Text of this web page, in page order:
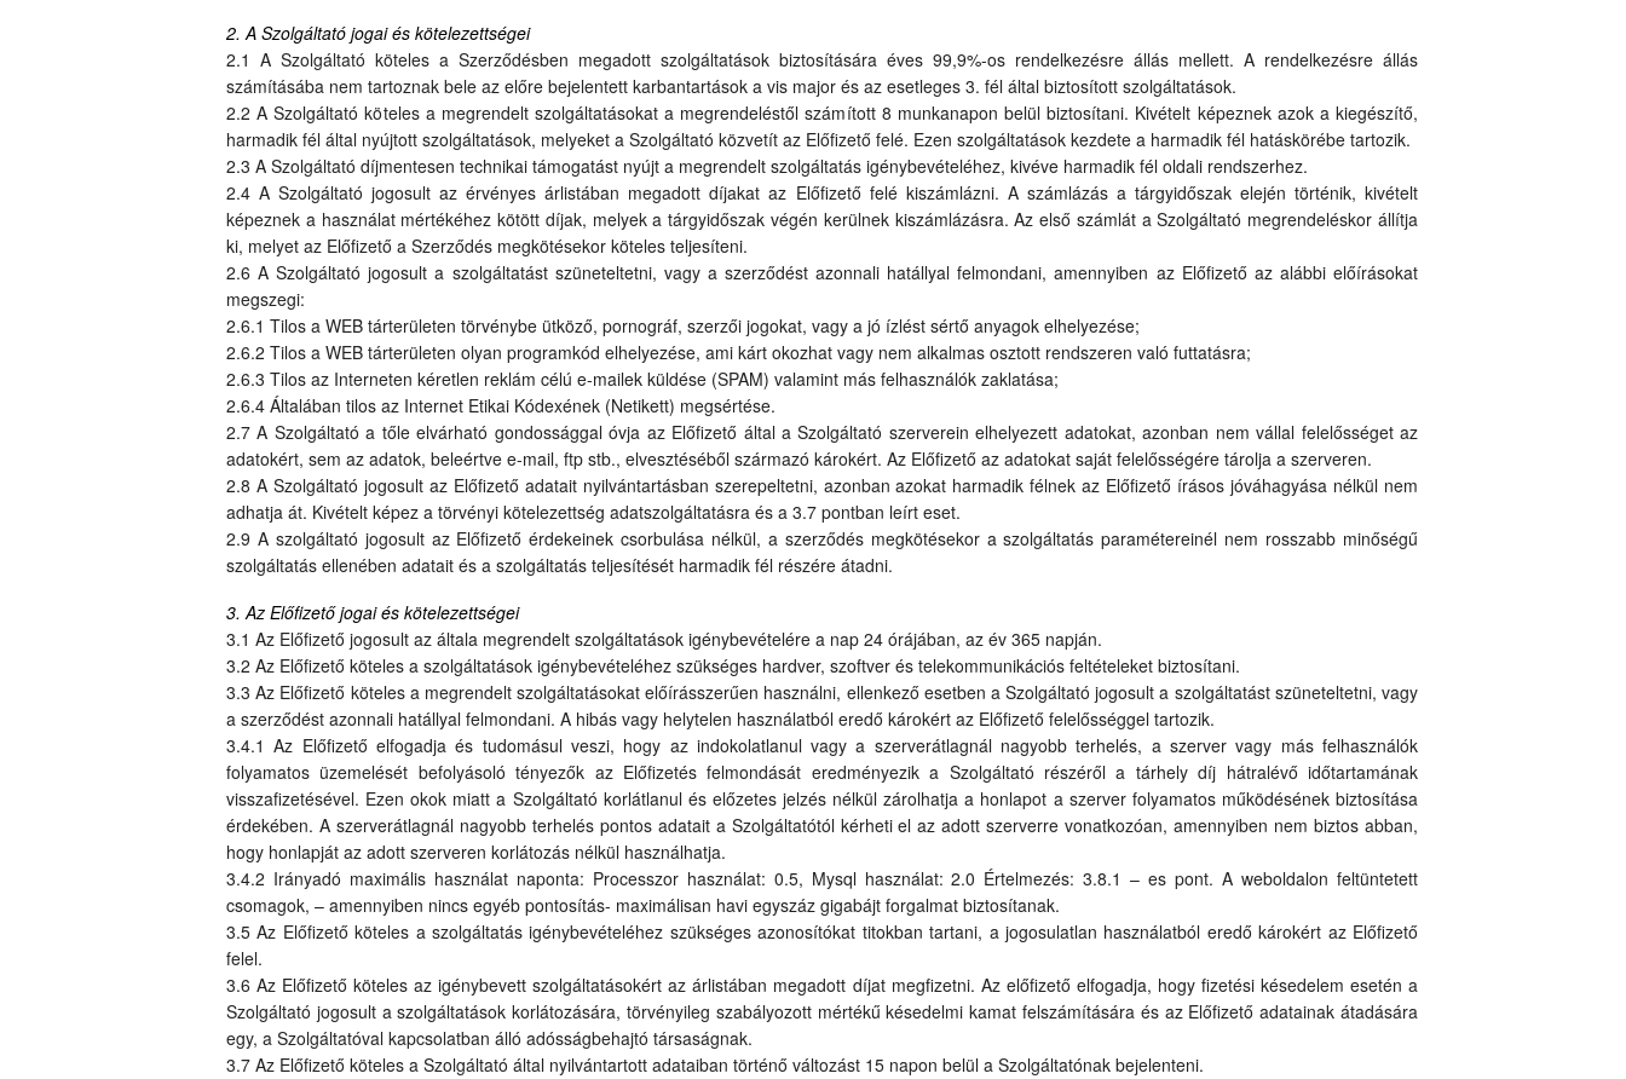
2. A Szolgáltató jogai és kötelezettségei
2.1 A Szolgáltató köteles a Szerződésben megadott szolgáltatások biztosítására éves 99,9%-os rendelkezésre állás mellett. A rendelkezésre állás
számításába nem tartoznak bele az előre bejelentett karbantartások a vis major és az esetleges 3. fél által biztosított szolgáltatások.
2.2 A Szolgáltató köteles a megrendelt szolgáltatásokat a megrendeléstől számított 8 munkanapon belül biztosítani. Kivételt képeznek azok a kiegészítő,
harmadik fél által nyújtott szolgáltatások, melyeket a Szolgáltató közvetít az Előfizető felé. Ezen szolgáltatások kezdete a harmadik fél hatáskörébe tartozik.
2.3 A Szolgáltató díjmentesen technikai támogatást nyújt a megrendelt szolgáltatás igénybevételéhez, kivéve harmadik fél oldali rendszerhez.
2.4 A Szolgáltató jogosult az érvényes árlistában megadott díjakat az Előfizető felé kiszámlázni. A számlázás a tárgyidőszak elején történik, kivételt
képeznek a használat mértékéhez kötött díjak, melyek a tárgyidőszak végén kerülnek kiszámlázásra. Az első számlát a Szolgáltató megrendeléskor állítja
ki, melyet az Előfizető a Szerződés megkötésekor köteles teljesíteni.
2.6 A Szolgáltató jogosult a szolgáltatást szüneteltetni, vagy a szerződést azonnali hatállyal felmondani, amennyiben az Előfizető az alábbi előírásokat
megszegi:
2.6.1 Tilos a WEB tárterületen törvénybe ütköző, pornográf, szerzői jogokat, vagy a jó ízlést sértő anyagok elhelyezése;
2.6.2 Tilos a WEB tárterületen olyan programkód elhelyezése, ami kárt okozhat vagy nem alkalmas osztott rendszeren való futtatásra;
2.6.3 Tilos az Interneten kéretlen reklám célú e-mailek küldése (SPAM) valamint más felhasználók zaklatása;
2.6.4 Általában tilos az Internet Etikai Kódexének (Netikett) megsértése.
2.7 A Szolgáltató a tőle elvárható gondossággal óvja az Előfizető által a Szolgáltató szerverein elhelyezett adatokat, azonban nem vállal felelősséget az
adatokért, sem az adatok, beleértve e-mail, ftp stb., elvesztéséből származó károkért. Az Előfizető az adatokat saját felelősségére tárolja a szerveren.
2.8 A Szolgáltató jogosult az Előfizető adatait nyilvántartásban szerepeltetni, azonban azokat harmadik félnek az Előfizető írásos jóváhagyása nélkül nem
adhatja át. Kivételt képez a törvényi kötelezettség adatszolgáltatásra és a 3.7 pontban leírt eset.
2.9 A szolgáltató jogosult az Előfizető érdekeinek csorbulása nélkül, a szerződés megkötésekor a szolgáltatás paramétereinél nem rosszabb minőségű
szolgáltatás ellenében adatait és a szolgáltatás teljesítését harmadik fél részére átadni.
3. Az Előfizető jogai és kötelezettségei
3.1 Az Előfizető jogosult az általa megrendelt szolgáltatások igénybevételére a nap 24 órájában, az év 365 napján.
3.2 Az Előfizető köteles a szolgáltatások igénybevételéhez szükséges hardver, szoftver és telekommunikációs feltételeket biztosítani.
3.3 Az Előfizető köteles a megrendelt szolgáltatásokat előírásszerűen használni, ellenkező esetben a Szolgáltató jogosult a szolgáltatást szüneteltetni, vagy
a szerződést azonnali hatállyal felmondani. A hibás vagy helytelen használatból eredő károkért az Előfizető felelősséggel tartozik.
3.4.1 Az Előfizető elfogadja és tudomásul veszi, hogy az indokolatlanul vagy a szerverátlagnál nagyobb terhelés, a szerver vagy más felhasználók
folyamatos üzemelését befolyásoló tényezők az Előfizetés felmondását eredményezik a Szolgáltató részéről a tárhely díj hátralévő időtartamának
visszafizetésével. Ezen okok miatt a Szolgáltató korlátlanul és előzetes jelzés nélkül zárolhatja a honlapot a szerver folyamatos működésének biztosítása
érdekében. A szerverátlagnál nagyobb terhelés pontos adatait a Szolgáltatótól kérheti el az adott szerverre vonatkozóan, amennyiben nem biztos abban,
hogy honlapját az adott szerveren korlátozás nélkül használhatja.
3.4.2 Irányadó maximális használat naponta: Processzor használat: 0.5, Mysql használat: 2.0 Értelmezés: 3.8.1 – es pont. A weboldalon feltüntetett
csomagok, – amennyiben nincs egyéb pontosítás- maximálisan havi egyszáz gigabájt forgalmat biztosítanak.
3.5 Az Előfizető köteles a szolgáltatás igénybevételéhez szükséges azonosítókat titokban tartani, a jogosulatlan használatból eredő károkért az Előfizető
felel.
3.6 Az Előfizető köteles az igénybevett szolgáltatásokért az árlistában megadott díjat megfizetni. Az előfizető elfogadja, hogy fizetési késedelem esetén a
Szolgáltató jogosult a szolgáltatások korlátozására, törvényileg szabályozott mértékű késedelmi kamat felszámítására és az Előfizető adatainak átadására
egy, a Szolgáltatóval kapcsolatban álló adósságbehajtó társaságnak.
3.7 Az Előfizető köteles a Szolgáltató által nyilvántartott adataiban történő változást 15 napon belül a Szolgáltatónak bejelenteni.